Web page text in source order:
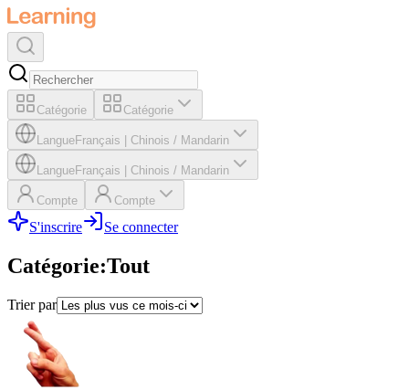
Catégorie Catégorie
LangueFrançais Chinois / Mandarin
LangueFrançais Chinois / Mandarin
Compte Compte
S'inscrire Se connecter
Catégorie:Tout
Trier par